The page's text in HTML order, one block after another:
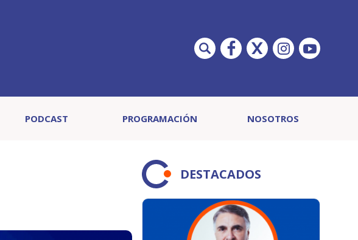
PODCAST PROGRAMACIÓN NOSOTROS
DESTACADOS